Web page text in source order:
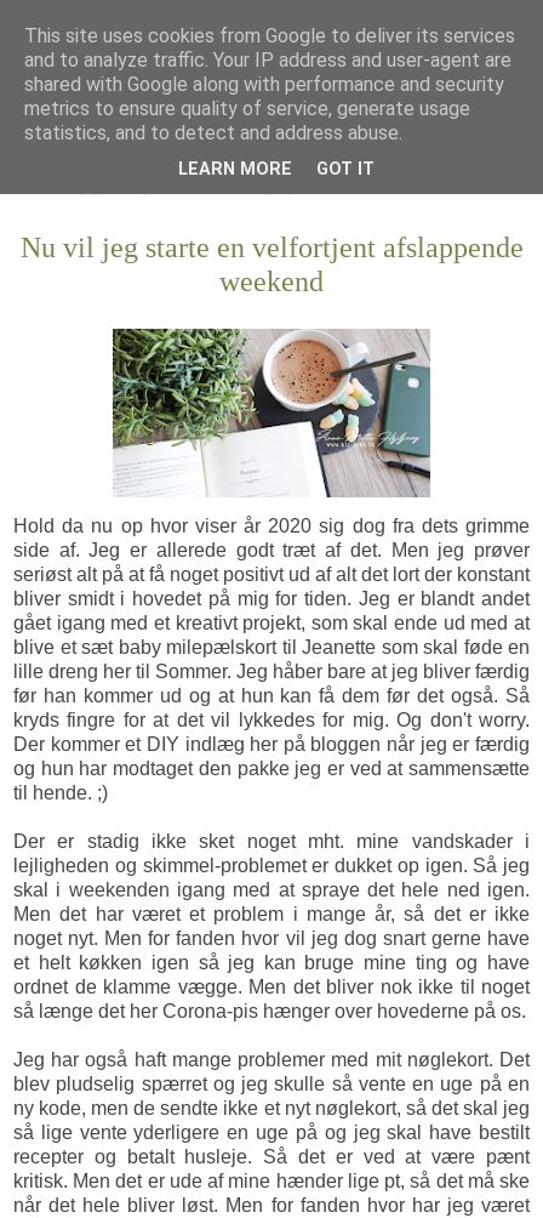
Nu vil jeg starte en velfortjent afslappende
weekend
Hold da nu op hvor viser år 2020 sig dog fra dets grimme
side af. Jeg er allerede godt træt af det. Men jeg prøver
seriøst alt på at få noget positivt ud af alt det lort der konstant
bliver smidt i hovedet på mig for tiden. Jeg er blandt andet
gået igang med et kreativt projekt, som skal ende ud med at
blive et sæt baby milepælskort til Jeanette som skal føde en
lille dreng her til Sommer. Jeg håber bare at jeg bliver færdig
før han kommer ud og at hun kan få dem før det også. Så
kryds fingre for at det vil lykkedes for mig. Og don't worry.
Der kommer et DIY indlæg her på bloggen når jeg er færdig
og hun har modtaget den pakke jeg er ved at sammensætte
til hende. ;)
Der er stadig ikke sket noget mht. mine vandskader i
lejligheden og skimmel-problemet er dukket op igen. Så jeg
skal i weekenden igang med at spraye det hele ned igen.
Men det har været et problem i mange år, så det er ikke
noget nyt. Men for fanden hvor vil jeg dog snart gerne have
et helt køkken igen så jeg kan bruge mine ting og have
ordnet de klamme vægge. Men det bliver nok ikke til noget
så længe det her Corona-pis hænger over hovederne på os.
Jeg har også haft mange problemer med mit nøglekort. Det
blev pludselig spærret og jeg skulle så vente en uge på en
ny kode, men de sendte ikke et nyt nøglekort, så det skal jeg
så lige vente yderligere en uge på og jeg skal have bestilt
recepter og betalt husleje. Så det er ved at være pænt
kritisk. Men det er ude af mine hænder lige pt, så det må ske
når det hele bliver løst. Men for fanden hvor har jeg været
This site uses cookies from Google to deliver its services
and to analyze traffic. Your IP address and user-agent are
shared with Google along with performance and security
metrics to ensure quality of service, generate usage
statistics, and to detect and address abuse.
LEARN MORE GOT IT